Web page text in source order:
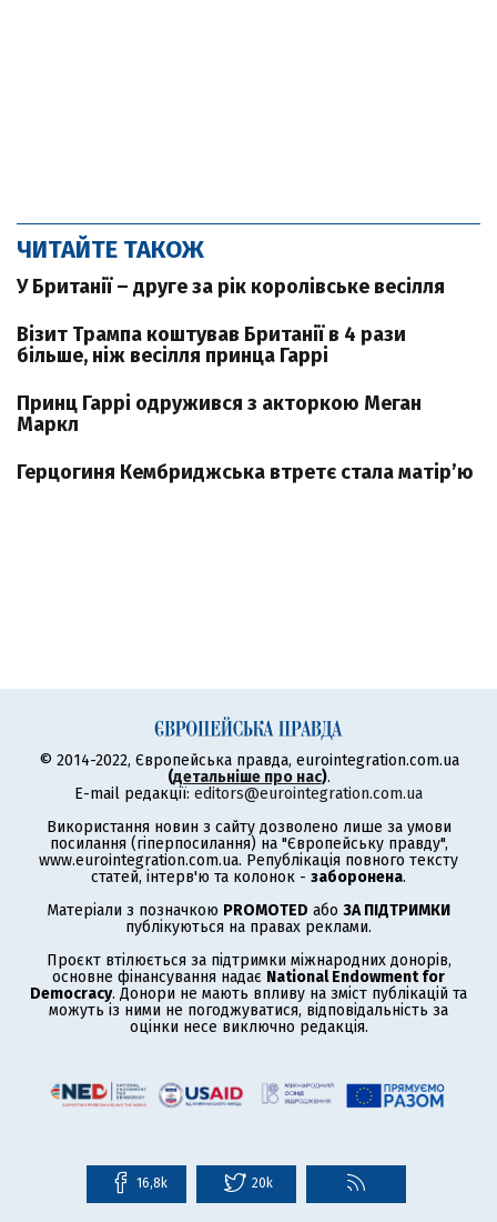
ЧИТАЙТЕ ТАКОЖ
У Британії – друге за рік королівське весілля
Візит Трампа коштував Британії в 4 рази
більше, ніж весілля принца Гаррі
Принц Гаррі одружився з акторкою Меган
Маркл
Герцогиня Кембриджська втретє стала матір’ю
© 2014-2022, Європейська правда, eurointegration.com.ua
(детальніше про нас).
E-mail редакції: editors@eurointegration.com.ua
Використання новин з сайту дозволено лише за умови
посилання (гіперпосилання) на "Європейську правду",
www.eurointegration.com.ua. Републікація повного тексту
статей, інтерв'ю та колонок - заборонена.
Матеріали з позначкою PROMOTED або ЗА ПІДТРИМКИ
публікуються на правах реклами.
Проєкт втілюється за підтримки міжнародних донорів,
основне фінансування надає National Endowment for
Democracy. Донори не мають впливу на зміст публікацій та
можуть із ними не погоджуватися, відповідальність за
оцінки несе виключно редакція.
16,8k 20k